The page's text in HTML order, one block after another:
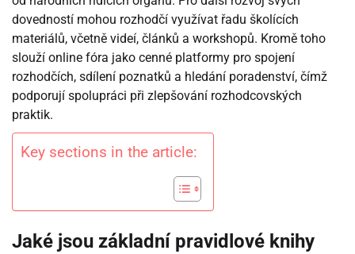
dovedností mohou rozhodčí využívat řadu školících
materiálů, včetně videí, článků a workshopů. Kromě toho
slouží online fóra jako cenné platformy pro spojení
rozhodčích, sdílení poznatků a hledání poradenství, čímž
podporují spolupráci při zlepšování rozhodcovských
praktik.
Key sections in the article:
Jaké jsou základní pravidlové knihy